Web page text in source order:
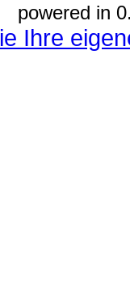
powered in
Ihre